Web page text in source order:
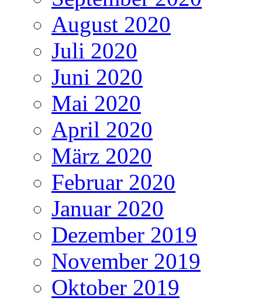
August 2020
Juli 2020
Juni 2020
Mai 2020
April 2020
März 2020
Februar 2020
Januar 2020
Dezember 2019
November 2019
Oktober 2019